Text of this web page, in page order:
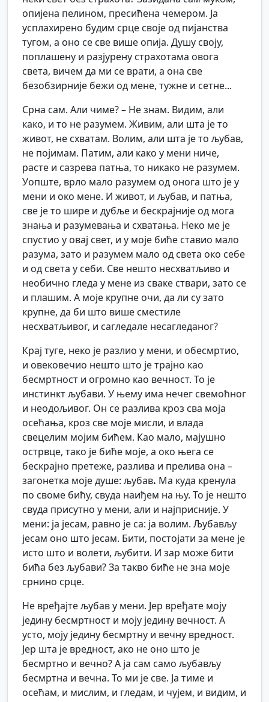
опијена пелином, пресићена чемером. Ја
усплахирено будим срце своје од пијанства
тугом, а оно се све више опија. Душу своју,
поплашену и разјурену страхотама овога
света, вичем да ми се врати, а она све
безобзирније бежи од мене, тужне и сетне...
Срна сам. Али чиме? – Не знам. Видим, али
како, и то не разумем. Живим, али шта је то
живот, не схватам. Волим, али шта је то љубав,
не појимам. Патим, али како у мени ниче,
расте и сазрева патња, то никако не разумем.
Уопште, врло мало разумем од онога што је у
мени и око мене. И живот, и љубав, и патња,
све је то шире и дубље и бескрајније од мога
знања и разумевања и схватања. Неко ме је
спустио у овај свет, и у моје биће ставио мало
разума, зато и разумем мало од света око себе
и од света у себи. Све нешто несхватљиво и
необично гледа у мене из сваке ствари, зато се
и плашим. А моје крупне очи, да ли су зато
крупне, да би што више сместиле
несхватљивог, и сагледале несагледаног?
Крај туге, неко је разлио у мени, и обесмртио,
и овековечио нешто што је трајно као
бесмртност и огромно као вечност. То је
инстинкт љубави. У њему има нечег свемоћног
и неодољивог. Он се разлива кроз сва моја
осећања, кроз све моје мисли, и влада
свецелим мојим бићем. Као мало, мајушно
острвце, тако је биће моје, а око њега се
бескрајно претеже, разлива и прелива она –
загонетка моје душе: љубав. Ма куда кренула
по своме бићу, свуда наиђем на њу. То је нешто
свуда присутно у мени, али и најприсније. У
мени: ја јесам, равно је са: ја волим. Љубављу
јесам оно што јесам. Бити, постојати за мене је
исто што и волети, љубити. И зар може бити
бића без љубави? За такво биће не зна моје
срнино срце.
Не вређајте љубав у мени. Јер вређате моју
једину бесмртност и моју једину вечност. А
усто, моју једину бесмртну и вечну вредност.
Јер шта је вредност, ако не оно што је
бесмртно и вечно? А ја сам само љубављу
бесмртна и вечна. То ми је све. Ја тиме и
осећам, и мислим, и гледам, и чујем, и видим, и